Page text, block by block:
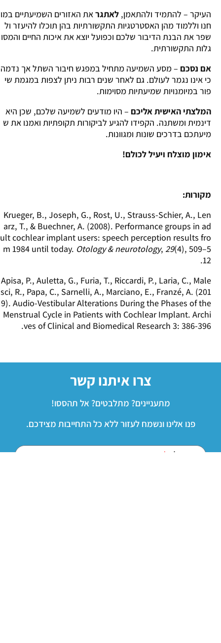
העיקר – להתמיד ולהתאמן,לאתגראת האזורים השמיעתיים במו
חנו וללמוד מהן האסטרטגיות התקשורתיות בהן תוכלו להיעזר ול
שפר את הבנת הדיבור שלכם וכפועל יוצא את איכות החיים והמסו
גלות התקשורתית.
אם נסכם– מסע השמיעה מתחיל במפגש חיבור השתל אך נדמה
כי אינו נגמר לעולם. גם לאחר שנים רבות ניתן לצפות במגמת שי
פור במיומנויות שמיעתיות מסוימות.
המלצתי האישית אליכם– היו מודעים לשמיעה שלכם, שכן היא
דינמית ומשתנה. הקפידו להגיע לביקורות תקופתיות ואמנו את ש
מיעתכם בדרכים שונות ומגוונות.
אימון מוצלח ויעיל לכולם!
מקורות:
Krueger, B., Joseph, G., Rost, U., Strauss-Schier, A., Len
arz, T., & Buechner, A. (2008). Performance groups in ad
ult cochlear implant users: speech perception results fro
m 1984 until today.Otology & neurotology,29(4), 509–5
12.
Apisa, P., Auletta, G., Furia, T., Riccardi, P., Laria, C., Male
sci, R., Papa, C., Sarnelli, A., Marciano, E., Franzé, A. (201
9). Audio-Vestibular Alterations During the Phases of the
Menstrual Cycle in Patients with Cochlear Implant. Archi
ves of Clinical and Biomedical Research 3: 386-396.
צרו איתנו קשר
מתעניינים? מתלבטים? אל תהססו!
פנו אלינו ונשמח לעזור ללא כל התחייבות מצידכם.
שם מלא